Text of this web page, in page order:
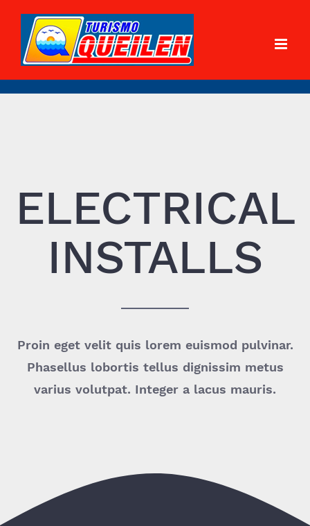
ELECTRICAL
INSTALLS
Proin eget velit quis lorem euismod pulvinar.
Phasellus lobortis tellus dignissim metus
varius volutpat. Integer a lacus mauris.